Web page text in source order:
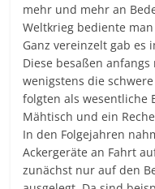
mehr und mehr an
Weltkrieg bediente
Ganz vereinzelt gab es
Diese besaßen
wenigstens die
folgten als wesentliche
Mähtisch und ein
In den Folgejahren
Ackergeräte an Fahrt
zunächst nur auf den